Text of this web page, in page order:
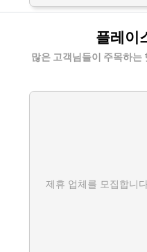
플레이
많은 고객님들이 주목하는
제휴 업체를 모집합니